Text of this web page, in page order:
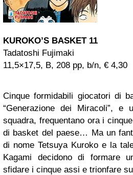
KUROKO’S BASKET 11
Tadatoshi Fujimaki
11,5×17,5, B, 208 pp, b/n, € 4,30
Cinque formidabili giocatori di
“Generazione dei Miracoli”, e
squadra, frequentano ora i
di basket del paese… Ma un
di nome Tetsuya Kuroko e la
Kagami decidono di formare
sfidare i cinque assi e trionfare